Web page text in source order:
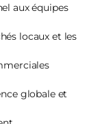
aux équipes
locaux et les
globale et